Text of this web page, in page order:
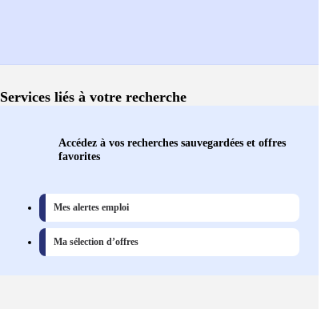
Services liés à votre recherche
Accédez à vos recherches sauvegardées et offres
favorites
Mes alertes emploi
Ma sélection d’offres